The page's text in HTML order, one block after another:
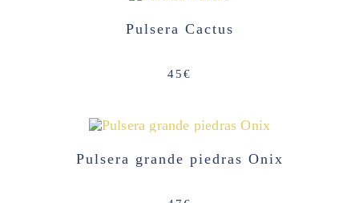
Pulsera Cactus
45€
Pulsera grande piedras Onix